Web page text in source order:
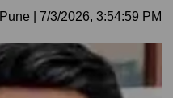
Pune 7/3/2026, 3:54:59 PM